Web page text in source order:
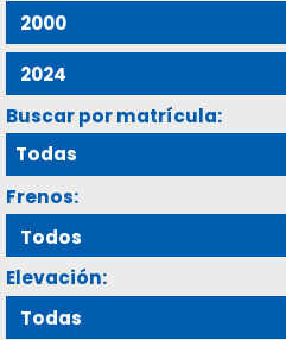
Buscar por matrícula:
Frenos:
Elevación: